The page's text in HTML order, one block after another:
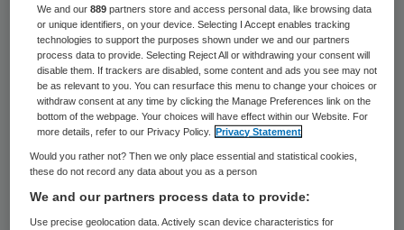
Franciscus Gasthuis opent nieuw
ziekenhuisgebouw
Amsterdam UMC neemt afscheid van modulaire
‘blokkendoos’
Donderdag9 juli 2026
We and our889 partners store and access personal data, like browsing data
or unique identifiers, on your device. Selecting I Accept enables tracking
technologies to support the purposes shown under we and our partners
process data to provide. Selecting Reject All or withdrawing your consent will
disable them. If trackers are disabled, some content and ads you see may not
be as relevant to you. You can resurface this menu to change your choices or
withdraw consent at any time by clicking the Manage Preferences link on the
bottom of the webpage. Your choices will have effect within our Website. For
more details, refer to our Privacy Policy.
Privacy Statement
Would you rather not? Then we only place essential and statistical cookies,
these do not record any data about you as a person
We and our partners process data to provide:
Use precise geolocation data. Actively scan device characteristics for